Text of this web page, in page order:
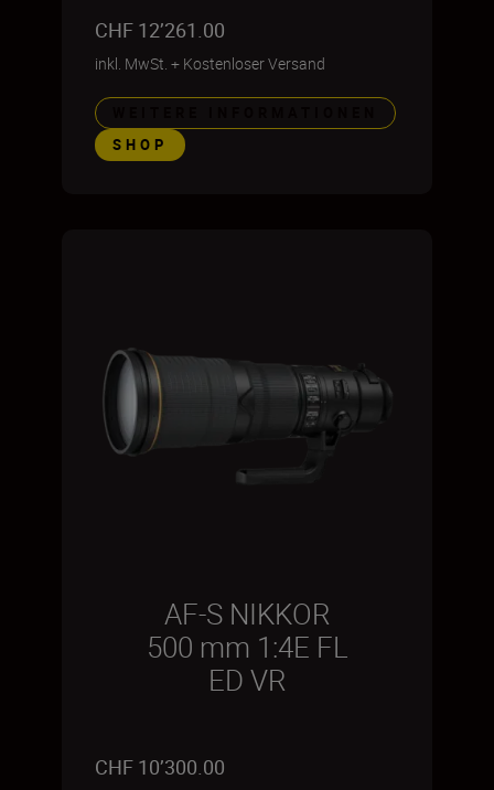
CHF 12’261.00
inkl. MwSt. + Kostenloser Versand
SHOP
AF-S NIKKOR
500 mm 1:4E FL
ED VR
CHF 10’300.00